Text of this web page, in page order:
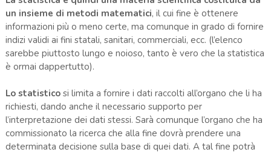
un insieme di metodi matematici, il cui fine è ottenere
informazioni più o meno certe, ma comunque in grado di fornire
indizi validi ai fini statali, sanitari, commerciali, ecc. (l’elenco
sarebbe piuttosto lungo e noioso, tanto è vero che la statistica
è ormai dappertutto).
Lo statisticosi limita a fornire i dati raccolti all’organo che li ha
richiesti, dando anche il necessario supporto per
l’interpretazione dei dati stessi. Sarà comunque l’organo che ha
commissionato la ricerca che alla fine dovrà prendere una
determinata decisione sulla base di quei dati. A tal fine potrà